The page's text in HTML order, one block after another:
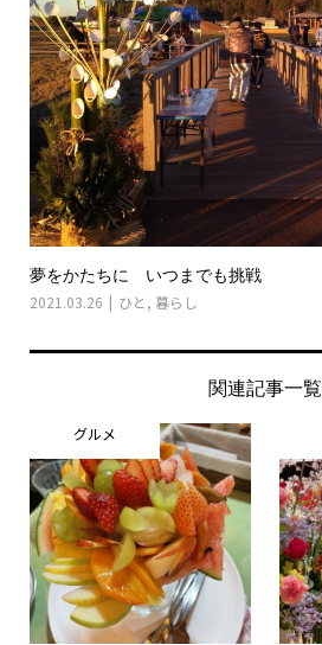
夢をかたちに いつまでも挑戦
2021.03.26 ひと , 暮らし
関連記事一覧
グルメ